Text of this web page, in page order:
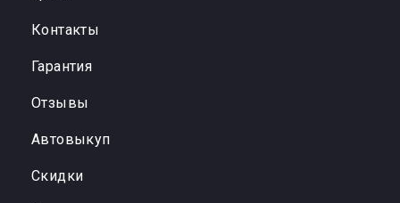
Контакты
Гарантия
Отзывы
Автовыкуп
Cкидки